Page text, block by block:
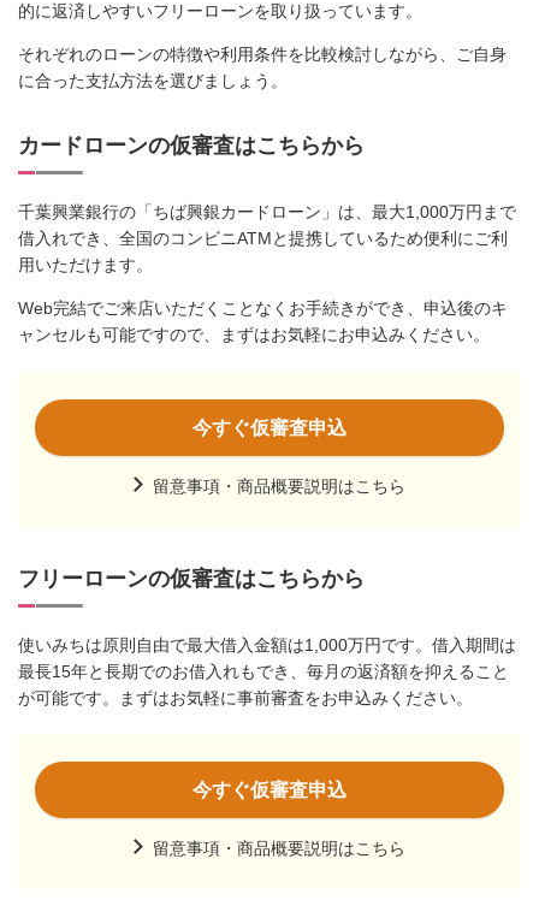
的に返済しやすいフリーローンを取り扱っています。
それぞれのローンの特徴や利用条件を比較検討しながら、ご自身
に合った支払方法を選びましょう。
カードローンの仮審査はこちらから
千葉興業銀行の「ちば興銀カードローン」は、最大1,000万円まで
借入れでき、全国のコンビニATMと提携しているため便利にご利
用いただけます。
Web完結でご来店いただくことなくお手続きができ、申込後のキ
ャンセルも可能ですので、まずはお気軽にお申込みください。
今すぐ仮審査申込
留意事項・商品概要説明はこちら
フリーローンの仮審査はこちらから
使いみちは原則自由で最大借入金額は1,000万円です。借入期間は
最長15年と長期でのお借入れもでき、毎月の返済額を抑えること
が可能です。まずはお気軽に事前審査をお申込みください。
今すぐ仮審査申込
留意事項・商品概要説明はこちら